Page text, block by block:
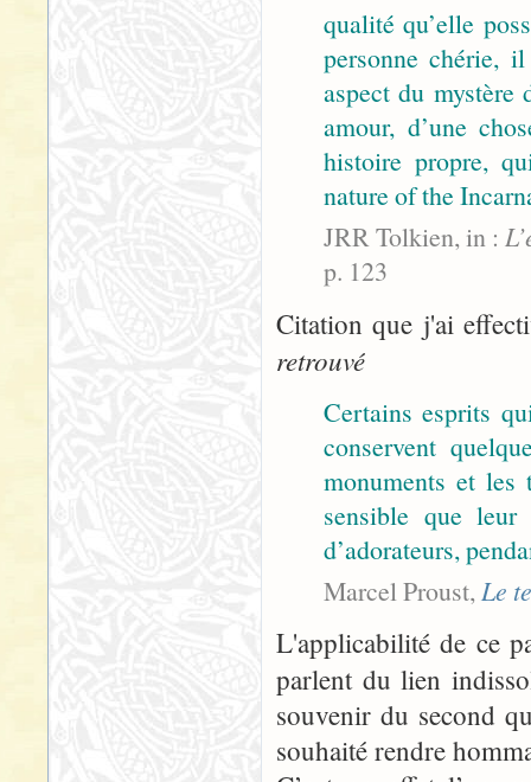
qualité qu’elle
personne chérie,
aspect du mystère
amour, d’une
histoire propre,
nature of the
JRR Tolkien, in :
p. 123
Citation que j'ai
retrouvé
Certains esprits
conservent
monuments et les
sensible que
d’adorateurs,
Marcel Proust,Le
L'applicabilité de ce
parlent du lien
souvenir du second
souhaité rendre